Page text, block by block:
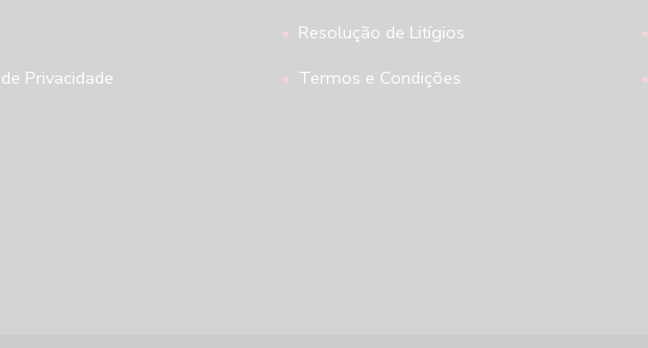
Privacidade
Resolução de Litígios
Termos e Condições